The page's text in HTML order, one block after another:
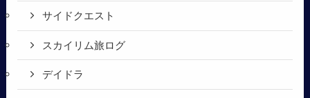
サイドクエスト
スカイリム旅ログ
デイドラ